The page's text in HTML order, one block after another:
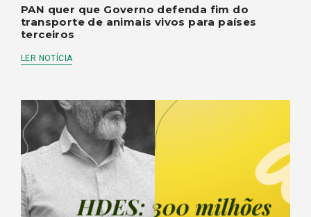
PAN quer que Governo defenda fim do
transporte de animais vivos para países
terceiros
LER NOTÍCIA